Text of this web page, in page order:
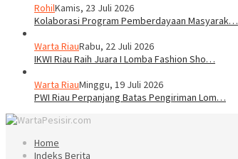
RohilKamis, 23 Juli 2026
Kolaborasi Program Pemberdayaan Masyarak…
Warta RiauRabu, 22 Juli 2026
IKWI Riau Raih Juara I Lomba Fashion Sho…
Warta RiauMinggu, 19 Juli 2026
PWI Riau Perpanjang Batas Pengiriman Lom…
Home
Indeks Berita